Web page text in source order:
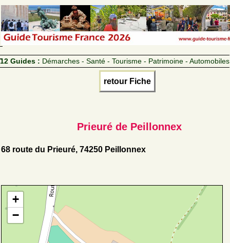
12 Guides : Démarches - Santé - Tourisme - Patrimoine - Automobiles
retour Fiche
Prieuré de Peillonnex
68 route du Prieuré, 74250 Peillonnex
+
−